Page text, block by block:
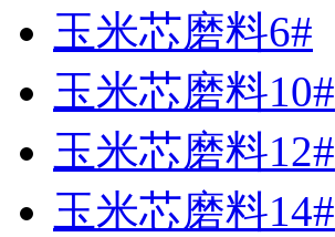
玉米芯磨料6#
玉米芯磨料10#
玉米芯磨料12#
玉米芯磨料14#